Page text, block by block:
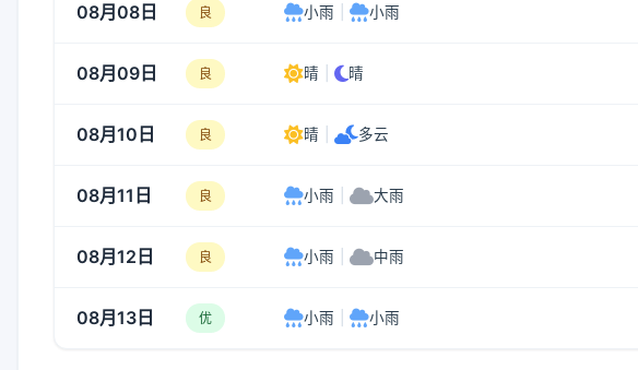
08月08日 良 小雨 小雨
08月09日 良 晴 晴
08月10日 良 晴 多云
08月11日 良 小雨 大雨
08月12日 良 小雨 中雨
08月13日 优 小雨 小雨